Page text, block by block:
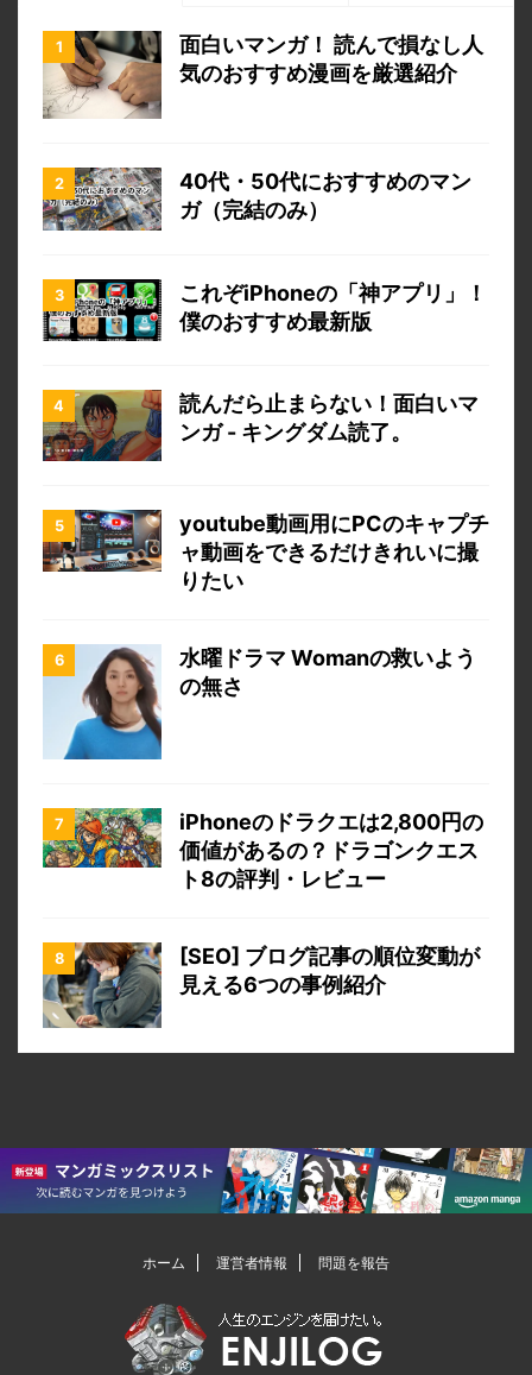
面白いマンガ！ 読んで損なし人
気のおすすめ漫画を厳選紹介
40代・50代におすすめのマン
ガ（完結のみ）
これぞiPhoneの「神アプリ」！
僕のおすすめ最新版
読んだら止まらない！面白いマ
ンガ - キングダム読了。
youtube動画用にPCのキャプチ
ャ動画をできるだけきれいに撮
りたい
水曜ドラマ Womanの救いよう
の無さ
iPhoneのドラクエは2,800円の
価値があるの？ドラゴンクエス
ト8の評判・レビュー
[SEO] ブログ記事の順位変動が
見える6つの事例紹介
ホーム 運営者情報 問題を報告